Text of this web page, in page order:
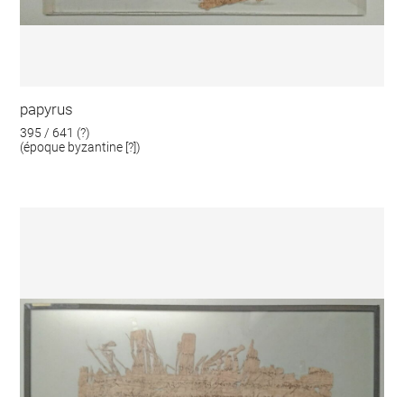
papyrus
395 / 641 (?)
(époque byzantine [?])